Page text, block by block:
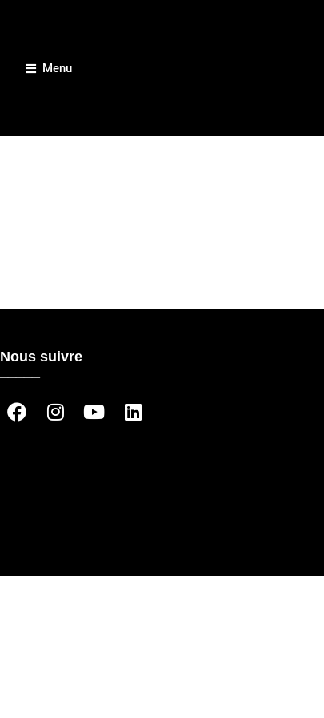
Menu
Nous suivre